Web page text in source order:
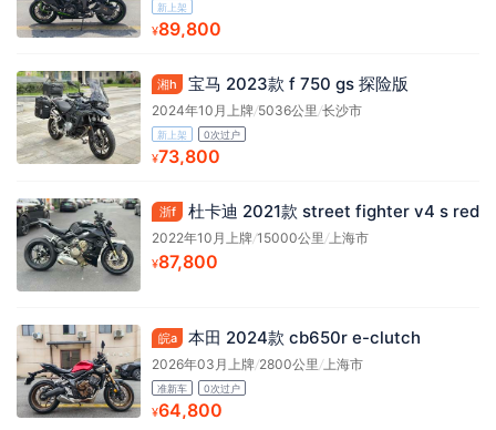
新上架
¥89,800
湘h 宝马 2023款 f 750 gs 探险版
2024年10月上牌/5036公里/长沙市
新上架 0次过户
¥73,800
浙f 杜卡迪 2021款 street fighter v4 s red
2022年10月上牌/15000公里/上海市
¥87,800
皖a 本田 2024款 cb650r e-clutch
2026年03月上牌/2800公里/上海市
准新车 0次过户
¥64,800